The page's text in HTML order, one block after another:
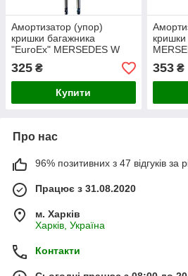
Амортизатор (упор)
кришки багажника
"EuroEx" MERSEDES W
210 E CLAS до.95 535N
47cm
325 ₴
Купити
230N
353₴
Про нас
96% позитивних з 47 відгуків за
Працює з 31.08.2020
м. Харків
Харків, Україна
Контакти